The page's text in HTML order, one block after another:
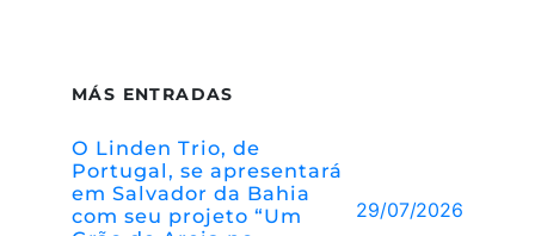
MÁS ENTRADAS
O Linden Trio, de
Portugal, se apresentará
em Salvador da Bahia
com seu projeto “Um
29/07/2026